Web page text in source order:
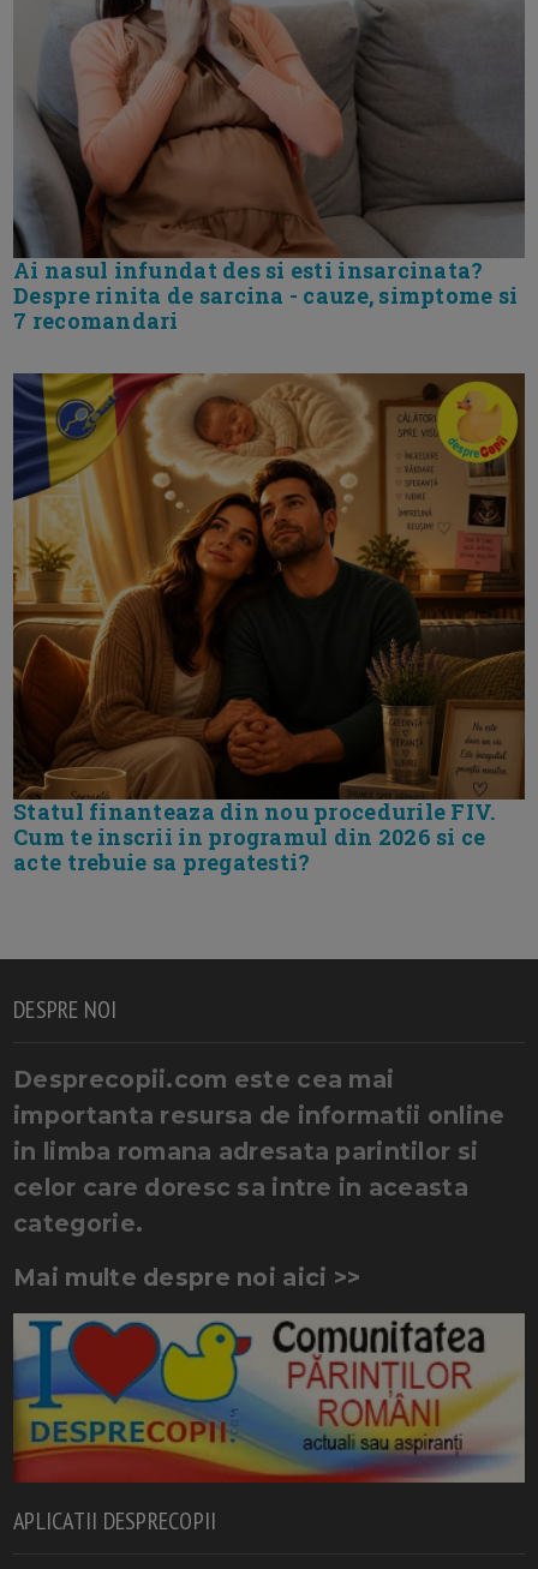
Ai nasul infundat des si esti insarcinata?
Despre rinita de sarcina - cauze, simptome si
7 recomandari
Statul finanteaza din nou procedurile FIV.
Cum te inscrii in programul din 2026 si ce
acte trebuie sa pregatesti?
DESPRE NOI
Desprecopii.com este cea mai
importanta resursa de informatii online
in limba romana adresata parintilor si
celor care doresc sa intre in aceasta
categorie.
Mai multe despre noi aici >>
APLICATII DESPRECOPII